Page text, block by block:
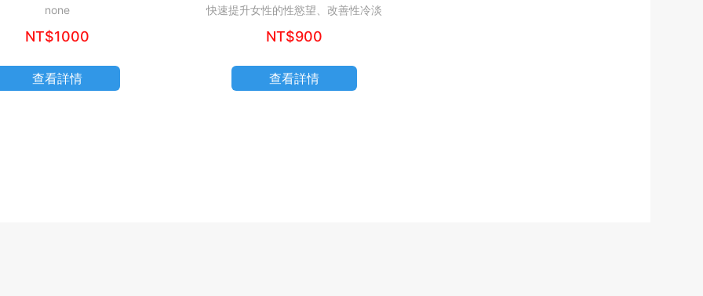
none
NT$1000
查看詳情
快速提升女性的性慾望、改善性冷淡
NT$900
查看詳情